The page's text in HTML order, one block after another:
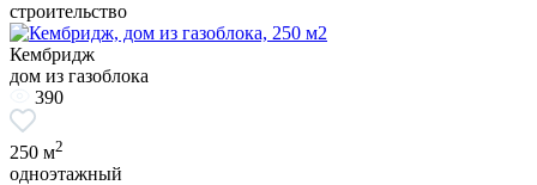
строительство
Кембридж
дом из газоблока
390
250 м2
одноэтажный